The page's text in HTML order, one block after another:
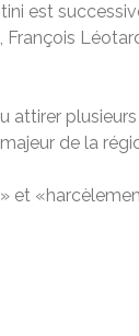
est
plusieurs
de la
et